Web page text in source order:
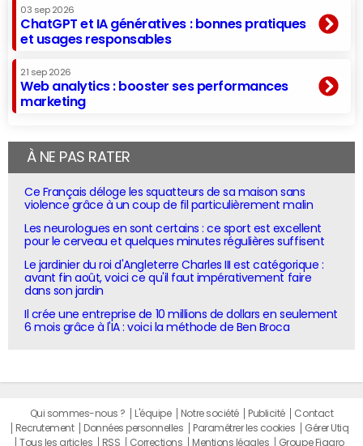
03 sep 2026
ChatGPT et IA génératives : bonnes pratiques
et usages responsables
21 sep 2026
Web analytics : booster ses performances
marketing
À NE PAS RATER
Ce Français déloge les squatteurs de sa maison sans
violence grâce à un coup de fil particulièrement malin
Les neurologues en sont certains : ce sport est excellent
pour le cerveau et quelques minutes régulières suffisent
Le jardinier du roi d'Angleterre Charles III est catégorique :
avant fin août, voici ce qu'il faut impérativement faire
dans son jardin
Il crée une entreprise de 10 millions de dollars en seulement
6 mois grâce à l'IA : voici la méthode de Ben Broca
Qui sommes-nous ? L'équipe Notre société Publicité
Contact
Recrutement
Données personnelles Paramétrer les cookies
Gérer Utiq
Tous les articles
RSS Corrections Mentions légales Groupe Figaro